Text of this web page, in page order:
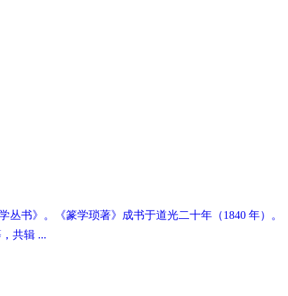
书》。《篆学琐著》成书于道光二十年（1840 年）。
共辑 ...